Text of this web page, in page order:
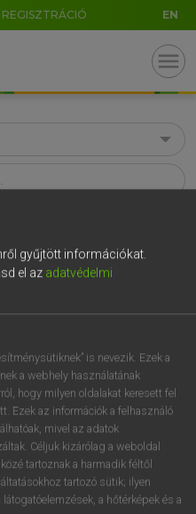
REGISZTRÁCIÓ EN
menu
szótár
megtekintéséhez.
gyűjtött információkat.
el az adatvédelmi
is nevezik. Ezek a
a webhely használatának
hogy milyen oldalakat keresett fel
Ezek az információk a felhasználó
mivel az adatok
Céljuk kizárólag a weboldal
tartoznak a harmadik féltől
tartozó sütik; ilyen
a hőtérképek és a
o p
á ű Ω
. AltGr